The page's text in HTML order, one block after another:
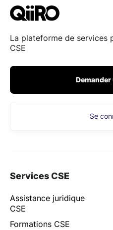
La plateforme de services
CSE
Demander
Se
Services CSE
Assistance juridique
CSE
Formations CSE